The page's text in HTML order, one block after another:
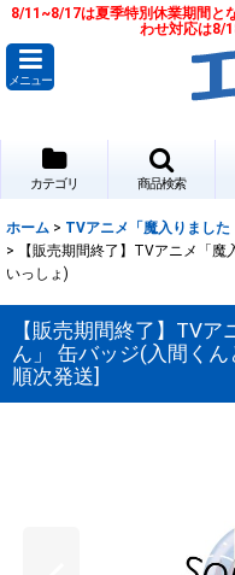
8/11~8/17は夏季特別休業期間と
わせ対応は8/
メニュー
カテゴリ 商品検索
ホーム > TVアニメ「魔入りました
>
【販売期間終了】TVアニメ「
いっしょ)
【販売期間終了】TVア
ん」 缶バッジ(入間く
順次発送]